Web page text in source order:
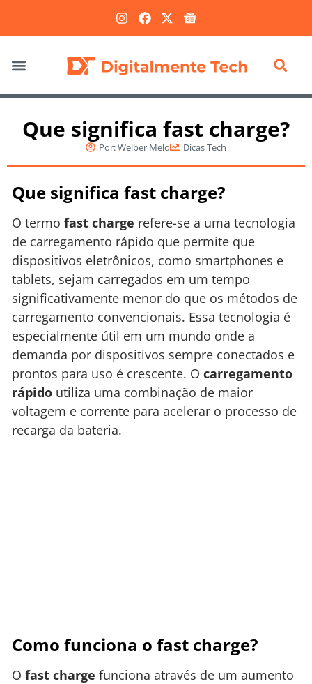
Que significa fast charge?
Por:Welber Melo Dicas Tech
Que significa fast charge?
O termo fast charge refere-se a uma tecnologia
de carregamento rápido que permite que
dispositivos eletrônicos, como smartphones e
tablets, sejam carregados em um tempo
significativamente menor do que os métodos de
carregamento convencionais. Essa tecnologia é
especialmente útil em um mundo onde a
demanda por dispositivos sempre conectados e
prontos para uso é crescente. O carregamento
rápido utiliza uma combinação de maior
voltagem e corrente para acelerar o processo de
recarga da bateria.
Como funciona o fast charge?
O fast charge funciona através de um aumento